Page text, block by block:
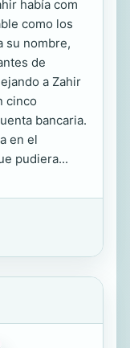
había com
como los
su nombre,
de
a Zahir
cinco
bancaria.
en el
pudiera...